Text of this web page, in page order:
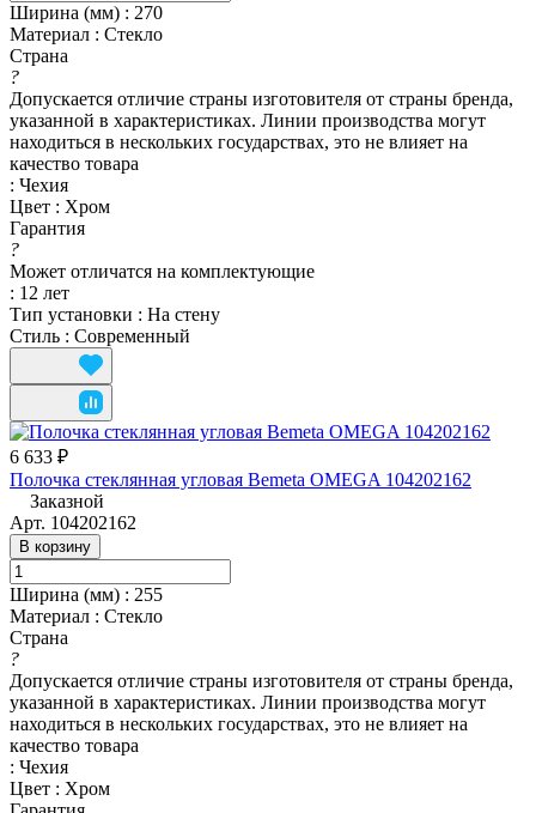
Ширина (мм) : 270
Материал : Стекло
Страна
?
Допускается отличие страны изготовителя от страны бренда,
указанной в характеристиках. Линии производства могут
находиться в нескольких государствах, это не влияет на
качество товара
: Чехия
Цвет : Хром
Гарантия
?
Может отличатся на комплектующие
: 12 лет
Тип установки : На стену
Стиль : Современный
6 633 ₽
Полочка стеклянная угловая Bemeta OMEGA 104202162
Заказной
Арт. 104202162
В корзину
Ширина (мм) : 255
Материал : Стекло
Страна
?
Допускается отличие страны изготовителя от страны бренда,
указанной в характеристиках. Линии производства могут
находиться в нескольких государствах, это не влияет на
качество товара
: Чехия
Цвет : Хром